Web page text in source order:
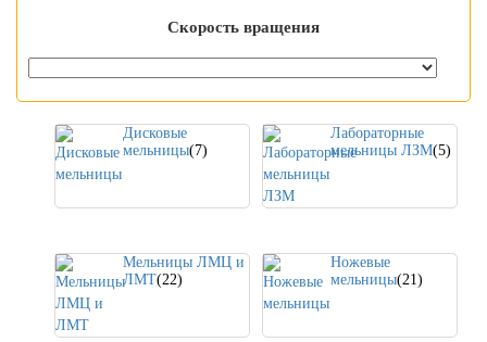
Скорость вращения
Дисковые
мельницы(7)
Лабораторные
мельницы ЛЗМ(5)
Мельницы ЛМЦ и
ЛМТ(22)
Ножевые
мельницы(21)